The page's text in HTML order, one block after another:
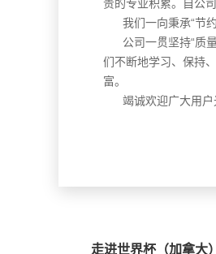
贵的专业积累。自公
我们一向秉承“节约
公司一贯坚持“质量
们不断地学习、保持
富。
竭诚欢迎广大用户
走进世界杯（加拿大）